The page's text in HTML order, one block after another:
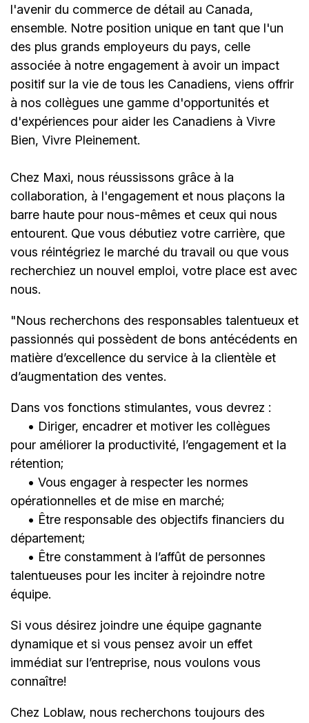
l'avenir du commerce de détail au Canada,
ensemble. Notre position unique en tant que l'un
des plus grands employeurs du pays, celle
associée à notre engagement à avoir un impact
positif sur la vie de tous les Canadiens, viens offrir
à nos collègues une gamme d'opportunités et
d'expériences pour aider les Canadiens à Vivre
Bien, Vivre Pleinement.
Chez Maxi, nous réussissons grâce à la
collaboration, à l'engagement et nous plaçons la
barre haute pour nous-mêmes et ceux qui nous
entourent. Que vous débutiez votre carrière, que
vous réintégriez le marché du travail ou que vous
recherchiez un nouvel emploi, votre place est avec
nous.
"Nous recherchons des responsables talentueux et
passionnés qui possèdent de bons antécédents en
matière d’excellence du service à la clientèle et
d’augmentation des ventes.
Dans vos fonctions stimulantes, vous devrez :
• Diriger, encadrer et motiver les collègues
pour améliorer la productivité, l’engagement et la
rétention;
• Vous engager à respecter les normes
opérationnelles et de mise en marché;
• Être responsable des objectifs financiers du
département;
• Être constamment à l’affût de personnes
talentueuses pour les inciter à rejoindre notre
équipe.
Si vous désirez joindre une équipe gagnante
dynamique et si vous pensez avoir un effet
immédiat sur l’entreprise, nous voulons vous
connaître!
Chez Loblaw, nous recherchons toujours des